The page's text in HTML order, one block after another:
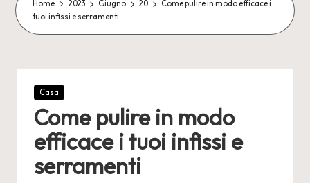
Home 2023 Giugno 20
Come pulire in modo efficace i
tuoi infissi e serramenti
Posted
Casa
Come pulire in modo
efficace i tuoi infissi e
serramenti